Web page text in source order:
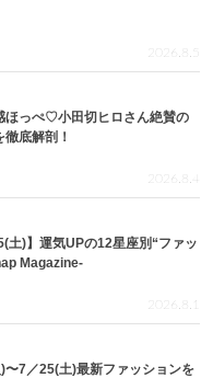
2026.8.5
ほっぺ♡小田切ヒロさん絶賛の
底解剖！
2026.8.4
土)】運気UPの12星座別“ファッ
Magazine-
2026.8.1
〜7／25(土)最新ファッションを